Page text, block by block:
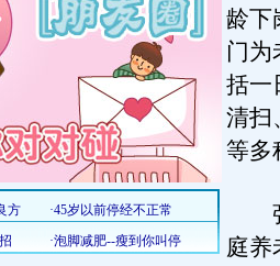
龄下
门为
括一
清扫
等多
张
庭养